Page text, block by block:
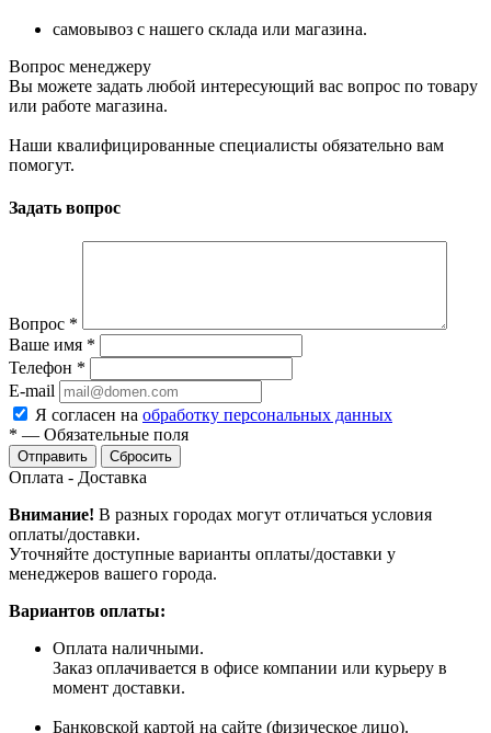
самовывоз с нашего склада или магазина.
Вопрос менеджеру
Вы можете задать любой интересующий вас вопрос по товару
или работе магазина.
Наши квалифицированные специалисты обязательно вам
помогут.
Задать вопрос
Вопрос *
Ваше имя *
Телефон *
E-mail
Я согласен на обработку персональных данных
* — Обязательные поля
Сбросить
Оплата - Доставка
Внимание! В разных городах могут отличаться условия
оплаты/доставки.
Уточняйте доступные варианты оплаты/доставки у
менеджеров вашего города.
Вариантов оплаты:
Оплата наличными.
Заказ оплачивается в офисе компании или курьеру в
момент доставки.
Банковской картой на сайте (физическое лицо).